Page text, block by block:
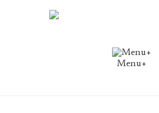
Menu+